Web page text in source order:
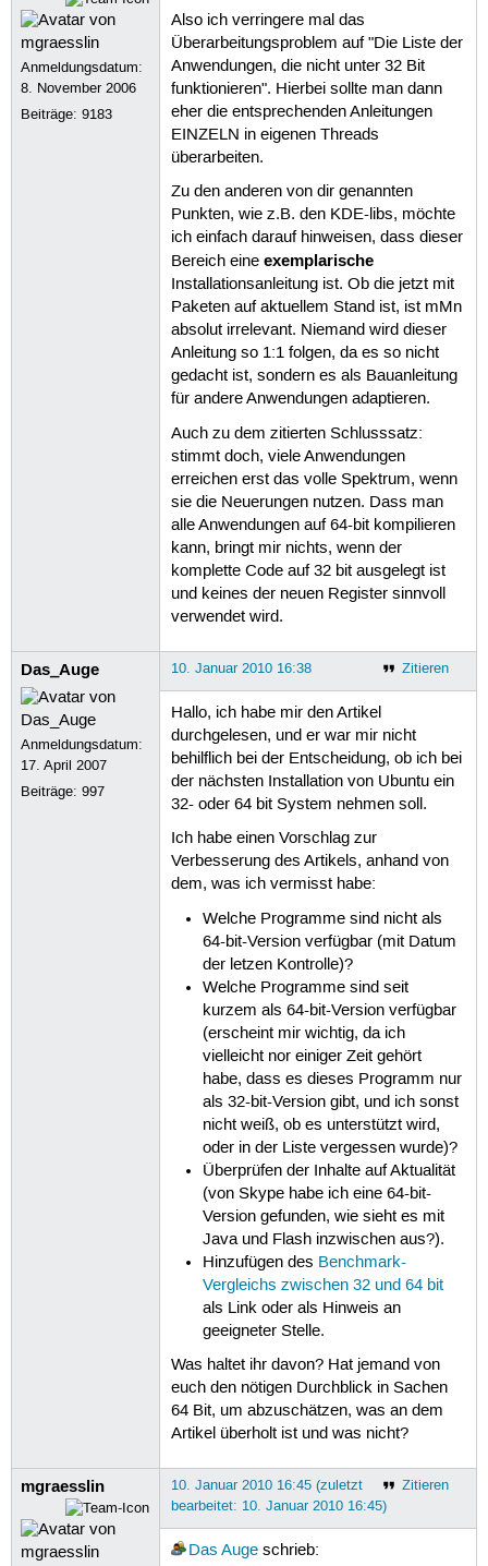
Anmeldungsdatum:
8. November 2006
Beiträge:9183
Also ich verringere mal das
Überarbeitungsproblem auf "Die Liste der
Anwendungen, die nicht unter 32 Bit
funktionieren". Hierbei sollte man dann
eher die entsprechenden Anleitungen
EINZELN in eigenen Threads
überarbeiten.
Zu den anderen von dir genannten
Punkten, wie z.B. den KDE-libs, möchte
ich einfach darauf hinweisen, dass dieser
Bereich eine exemplarische
Installationsanleitung ist. Ob die jetzt mit
Paketen auf aktuellem Stand ist, ist mMn
absolut irrelevant. Niemand wird dieser
Anleitung so 1:1 folgen, da es so nicht
gedacht ist, sondern es als Bauanleitung
für andere Anwendungen adaptieren.
Auch zu dem zitierten Schlusssatz:
stimmt doch, viele Anwendungen
erreichen erst das volle Spektrum, wenn
sie die Neuerungen nutzen. Dass man
alle Anwendungen auf 64-bit kompilieren
kann, bringt mir nichts, wenn der
komplette Code auf 32 bit ausgelegt ist
und keines der neuen Register sinnvoll
verwendet wird.
Das_Auge
Anmeldungsdatum:
17. April 2007
Beiträge:997
Zitieren
10. Januar 2010 16:38
Hallo, ich habe mir den Artikel
durchgelesen, und er war mir nicht
behilflich bei der Entscheidung, ob ich bei
der nächsten Installation von Ubuntu ein
32- oder 64 bit System nehmen soll.
Ich habe einen Vorschlag zur
Verbesserung des Artikels, anhand von
dem, was ich vermisst habe:
Welche Programme sind nicht als
64-bit-Version verfügbar (mit Datum
der letzen Kontrolle)?
Welche Programme sind seit
kurzem als 64-bit-Version verfügbar
(erscheint mir wichtig, da ich
vielleicht nor einiger Zeit gehört
habe, dass es dieses Programm nur
als 32-bit-Version gibt, und ich sonst
nicht weiß, ob es unterstützt wird,
oder in der Liste vergessen wurde)?
Überprüfen der Inhalte auf Aktualität
(von Skype habe ich eine 64-bit-
Version gefunden, wie sieht es mit
Java und Flash inzwischen aus?).
Hinzufügen des Benchmark-
Vergleichs zwischen 32 und 64 bit
als Link oder als Hinweis an
geeigneter Stelle.
Was haltet ihr davon? Hat jemand von
euch den nötigen Durchblick in Sachen
64 Bit, um abzuschätzen, was an dem
Artikel überholt ist und was nicht?
mgraesslin Zitieren
10. Januar 2010 16:45 (zuletzt
bearbeitet: 10. Januar 2010 16:45)
Das Augeschrieb: